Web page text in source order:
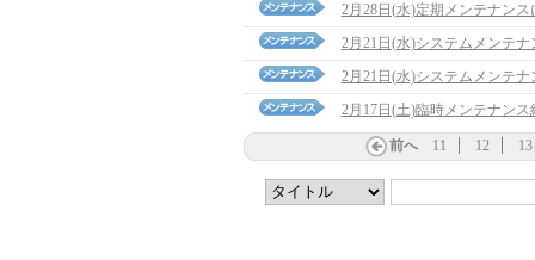
2月28日(水)定期メンテナンス
2月21日(水)システムメンテ
2月21日(水)システムメンテナ
2月17日(土)臨時メンテナン
前へ 11 12 13